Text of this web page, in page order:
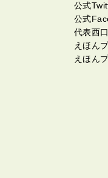
公式
公式
代表西
えほん
えほん